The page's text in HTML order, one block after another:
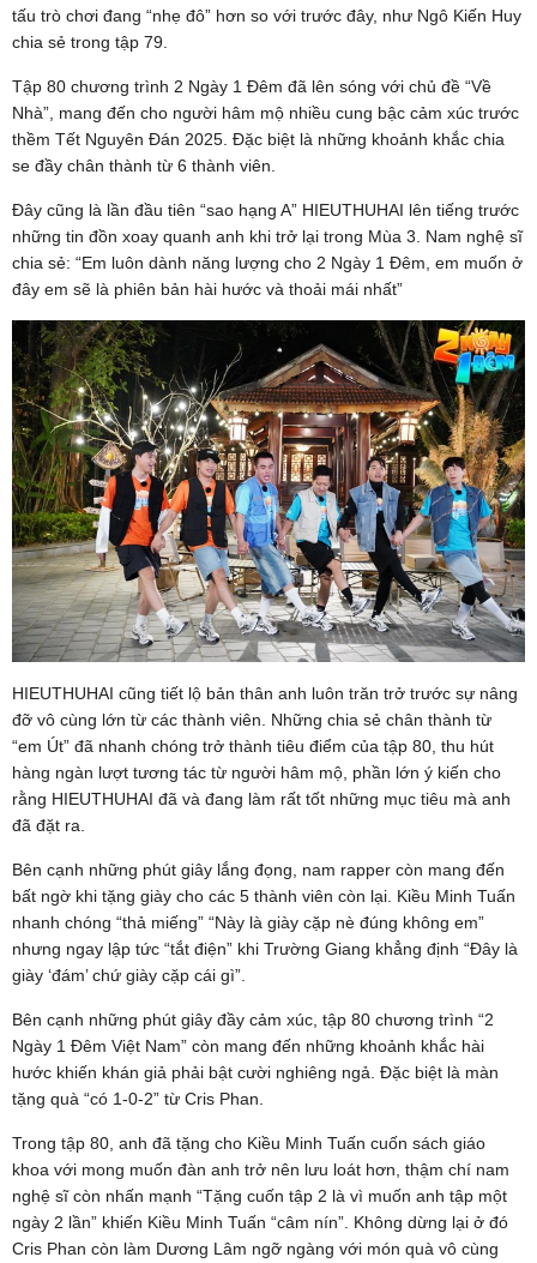
tấu trò chơi đang “nhẹ đô” hơn so với trước đây, như Ngô Kiến Huy
chia sẻ trong tập 79.
Tập 80 chương trình 2 Ngày 1 Đêm đã lên sóng với chủ đề “Về
Nhà”, mang đến cho người hâm mộ nhiều cung bậc cảm xúc trước
thềm Tết Nguyên Đán 2025. Đặc biệt là những khoảnh khắc chia
se đầy chân thành từ 6 thành viên.
Đây cũng là lần đầu tiên “sao hạng A” HIEUTHUHAI lên tiếng trước
những tin đồn xoay quanh anh khi trở lại trong Mùa 3. Nam nghệ sĩ
chia sẻ: “Em luôn dành năng lượng cho 2 Ngày 1 Đêm, em muốn ở
đây em sẽ là phiên bản hài hước và thoải mái nhất”
HIEUTHUHAI cũng tiết lộ bản thân anh luôn trăn trở trước sự nâng
đỡ vô cùng lớn từ các thành viên. Những chia sẻ chân thành từ
“em Út” đã nhanh chóng trở thành tiêu điểm của tập 80, thu hút
hàng ngàn lượt tương tác từ người hâm mộ, phần lớn ý kiến cho
rằng HIEUTHUHAI đã và đang làm rất tốt những mục tiêu mà anh
đã đặt ra.
Bên cạnh những phút giây lắng đọng, nam rapper còn mang đến
bất ngờ khi tặng giày cho các 5 thành viên còn lại. Kiều Minh Tuấn
nhanh chóng “thả miếng” “Này là giày cặp nè đúng không em”
nhưng ngay lập tức “tắt điện” khi Trường Giang khẳng định “Đây là
giày ‘đám’ chứ giày cặp cái gì”.
Bên cạnh những phút giây đầy cảm xúc, tập 80 chương trình “2
Ngày 1 Đêm Việt Nam” còn mang đến những khoảnh khắc hài
hước khiến khán giả phải bật cười nghiêng ngả. Đặc biệt là màn
tặng quà “có 1-0-2” từ Cris Phan.
Trong tập 80, anh đã tặng cho Kiều Minh Tuấn cuốn sách giáo
khoa với mong muốn đàn anh trở nên lưu loát hơn, thậm chí nam
nghệ sĩ còn nhấn mạnh “Tặng cuốn tập 2 là vì muốn anh tập một
ngày 2 lần” khiến Kiều Minh Tuấn “câm nín”. Không dừng lại ở đó
Cris Phan còn làm Dương Lâm ngỡ ngàng với món quà vô cùng